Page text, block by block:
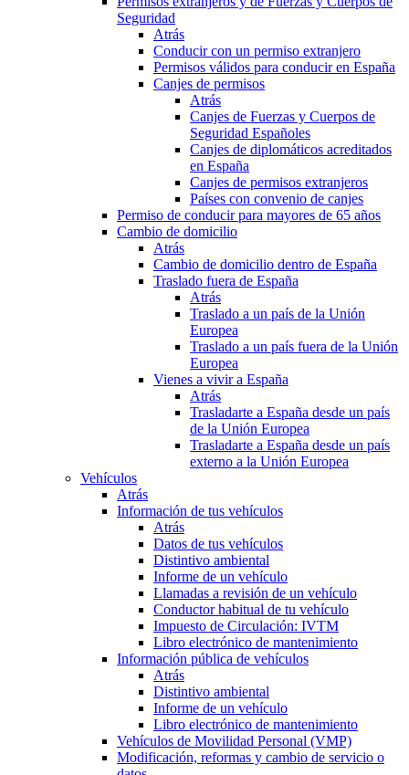
Seguridad
Atrás
Conducir con un permiso extranjero
Permisos válidos para conducir en España
Canjes de permisos
Atrás
Canjes de Fuerzas y Cuerpos de
Seguridad Españoles
Canjes de diplomáticos acreditados
en España
Canjes de permisos extranjeros
Países con convenio de canjes
Permiso de conducir para mayores de 65 años
Cambio de domicilio
Atrás
Cambio de domicilio dentro de España
Traslado fuera de España
Atrás
Traslado a un país de la Unión
Europea
Traslado a un país fuera de la Unión
Europea
Vienes a vivir a España
Atrás
Trasladarte a España desde un país
de la Unión Europea
Trasladarte a España desde un país
externo a la Unión Europea
Vehículos
Atrás
Información de tus vehículos
Atrás
Datos de tus vehículos
Distintivo ambiental
Informe de un vehículo
Llamadas a revisión de un vehículo
Conductor habitual de tu vehículo
Impuesto de Circulación: IVTM
Libro electrónico de mantenimiento
Información pública de vehículos
Atrás
Distintivo ambiental
Informe de un vehículo
Libro electrónico de mantenimiento
Vehículos de Movilidad Personal (VMP)
Modificación, reformas y cambio de servicio o